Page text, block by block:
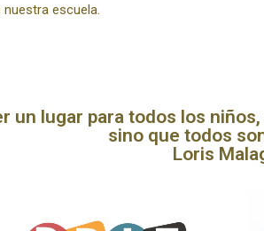
escuela.
un lugar para todos los
sino que todos
Loris